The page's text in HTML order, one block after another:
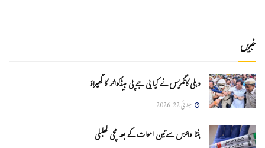
خبریں
دہلی کانگریس نے کیا بی جے پی ہیڈکواٹر کا گھیراؤ
جولائی 22, 2026
ہنتا وائرس سےتین اموات کے بعد مچی کھلبلی